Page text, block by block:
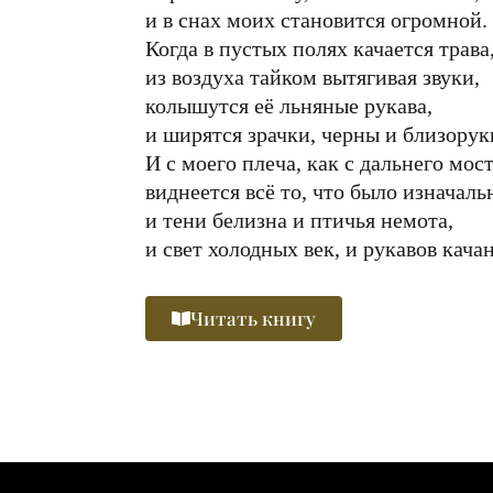
и в снах моих становится огромной.
Когда в пустых полях качается трава,
из воздуха тайком вытягивая звуки,
колышутся её льняные рукава,
и ширятся зрачки, черны и
И с моего плеча, как с дальнего
виднеется всё то, что было
и тени белизна и птичья немота,
и свет холодных век, и рукавов
Читать книгу